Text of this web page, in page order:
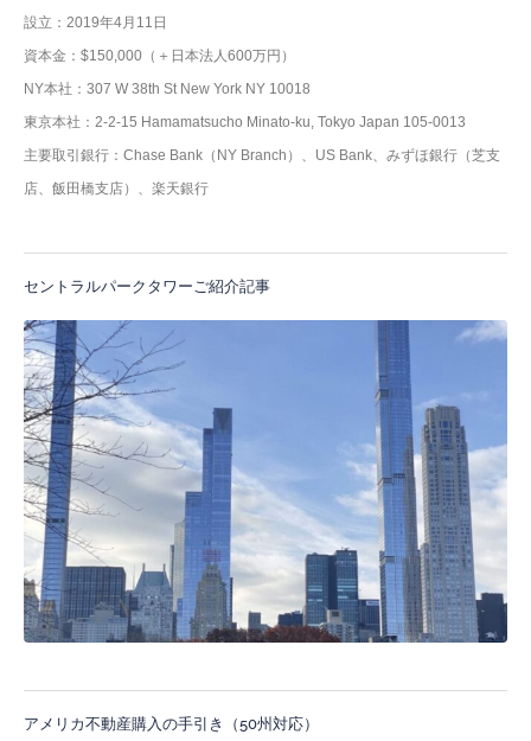
設立：2019年4月11日
資本金：$150,000（＋日本法人600万円）
NY本社：307 W 38th St New York NY 10018
東京本社：2-2-15 Hamamatsucho Minato-ku, Tokyo Japan 105-0013
主要取引銀行：Chase Bank（NY Branch）、US Bank、みずほ銀行（芝支
店、飯田橋支店）、楽天銀行
セントラルパークタワーご紹介記事
アメリカ不動産購入の手引き（50州対応）